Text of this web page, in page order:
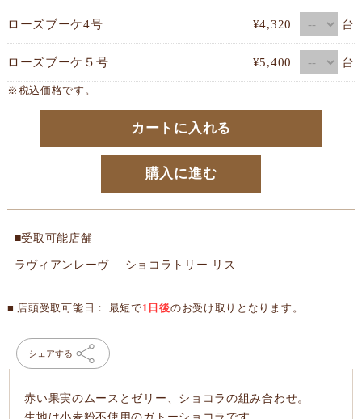
ローズブーケ4号 ¥4,320 台
ローズブーケ５号 ¥5,400 台
※税込価格です。
カートに入れる
購入に進む
■受取可能店舗
ラヴィアンレーヴ ショコラトリー リス
■ 店頭受取可能日： 最短で1日後のお受け取りとなります。
シェアする
赤い果実のムースとゼリー、ショコラの組み合わせ。